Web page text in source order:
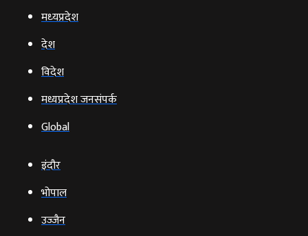
मध्‍यप्रदेश
देश
विदेश
मध्यप्रदेश जनसंपर्क
Global
इंदौर
भोपाल
उज्‍जैन